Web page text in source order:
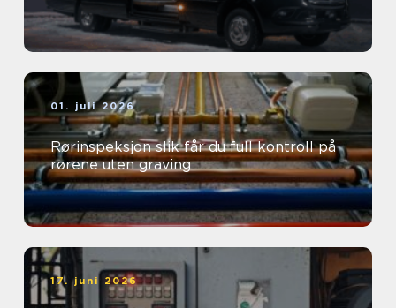
01. juli 2026
Rørinspeksjon slik får du full kontroll på
rørene uten graving
17. juni 2026